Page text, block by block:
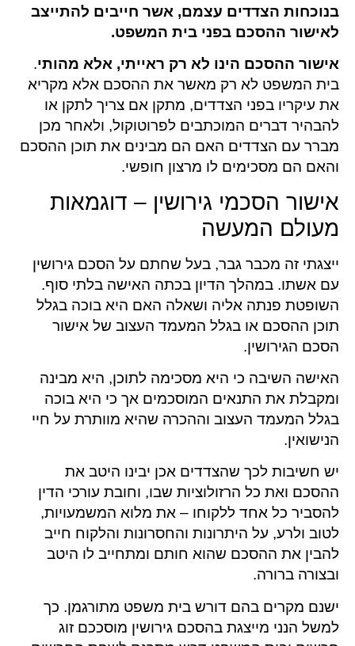
בנוכחות הצדדים עצמם, אשר חייבים להתייצב
לאישור ההסכם בפני בית המשפט.
אישור ההסכם הינו לא רק ראייתי, אלא מהותי.
בית המשפט לא רק מאשר את ההסכם אלא מקריא
את עיקריו בפני הצדדים, מתקן אם צריך לתקן או
להבהיר דברים המוכתבים לפרוטוקול, ולאחר מכן
מברר עם הצדדים האם הם מבינים את תוכן ההסכם
והאם הם מסכימים לו מרצון חופשי.
אישור הסכמי גירושין – דוגמאות
מעולם המעשה
ייצגתי זה מכבר גבר, בעל שחתם על הסכם גירושין
עם אשתו. במהלך הדיון בכתה האישה בלתי סוף.
השופטת פנתה אליה ושאלה האם היא בוכה בגלל
תוכן ההסכם או בגלל המעמד העצוב של אישור
הסכם הגירושין.
האישה השיבה כי היא מסכימה לתוכן, היא מבינה
ומקבלת את התנאים המוסכמים אך כי היא בוכה
בגלל המעמד העצוב וההכרה שהיא מוותרת על חיי
הנישואין.
יש חשיבות לכך שהצדדים אכן יבינו היטב את
ההסכם ואת כל הרזולוציות שבו, וחובת עורכי הדין
להסביר כל אחד ללקוחו – את מלוא המשמעויות,
לטוב ולרע, על היתרונות והחסרונות והלקוח חייב
להבין את ההסכם שהוא חותם ומתחייב לו היטב
ובצורה ברורה.
ישנם מקרים בהם דורש בית משפט מתורגמן. כך
למשל הנני מייצגת בהסכם גירושין מוסככם זוג